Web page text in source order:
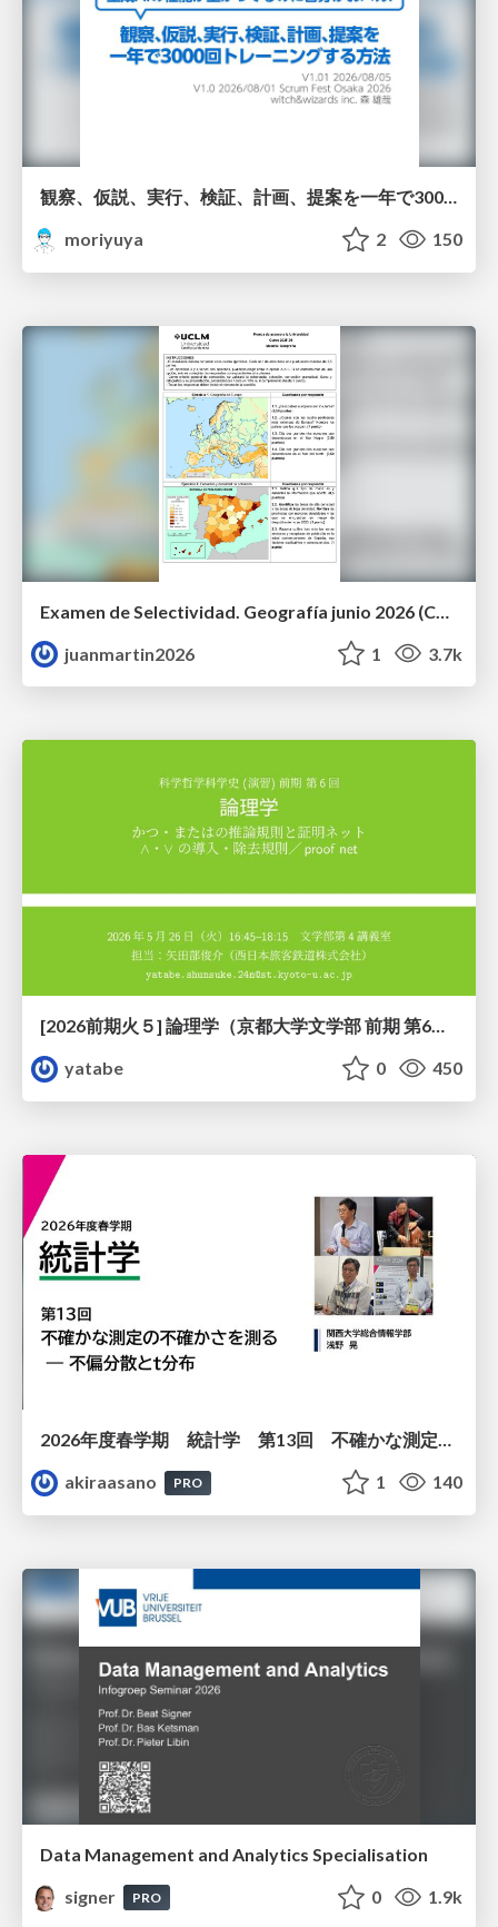
観察、仮説、実行、検証、計画、提案を一年で3000回トレーニングする方法/3000 Thinking Loops in 365 Days
moriyuya
2 150
juanmartin2026
1 3.7k
[2026前期火５] 論理学（京都大学文学部 前期 第6回）「かつとまたはの規則」
yatabe
0 450
2026年度春学期 統計学 第13回 不確かな測定の不確かさを測る ― 不偏分散とt分布 (2026. 6. 25)
akiraasano
PRO 1 140
Data Management and Analytics Specialisation
signer
PRO 0 1.9k